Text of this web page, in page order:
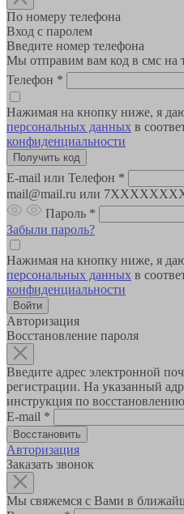
По номеру телефона
Вход с паролем
Введите номер телефона
Мы отправим вам код в смс на
Телефон *
Нажимая на кнопку ниже, я
персональных данных в
конфиденциальности
E-mail или Телефон *
mail@mail.ru или
Пароль *
Забыли пароль?
Нажимая на кнопку ниже, я
персональных данных в
конфиденциальности
Авторизация
Восстановление пароля
Введите адрес электронной
регистрации. На указанный
инструкция по
E-mail *
Авторизация
Заказать звонок
Мы свяжемся с Вами в